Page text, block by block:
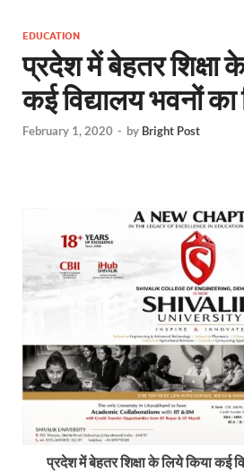
EDUCATION
प्रदेश में बेहतर शिक्षा
कई विद्यालय भवनों का
February 1, 2020 - by Bright Post
प्रदेश में बेहतर शिक्षा के लिये किया कई